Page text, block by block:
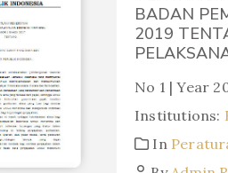
BADAN
2019
No 1 | Year
Institutions:
In